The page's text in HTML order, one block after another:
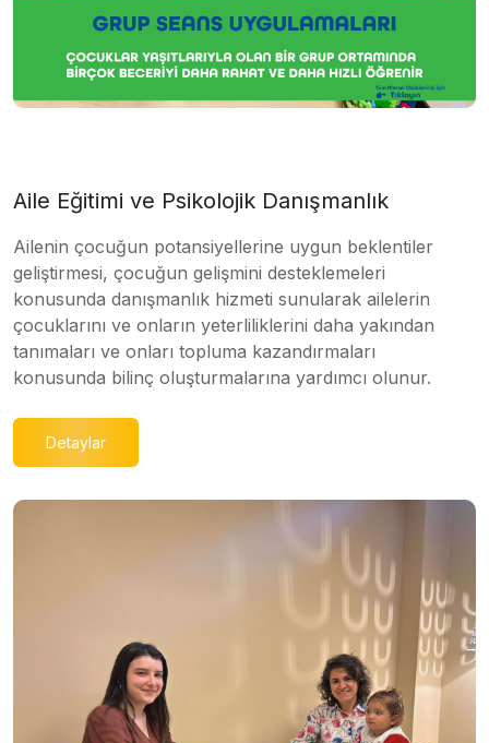
Aile Eğitimi ve Psikolojik Danışmanlık
Ailenin çocuğun potansiyellerine uygun beklentiler
geliştirmesi, çocuğun gelişmini desteklemeleri
konusunda danışmanlık hizmeti sunularak ailelerin
çocuklarını ve onların yeterliliklerini daha yakından
tanımaları ve onları topluma kazandırmaları
konusunda bilinç oluşturmalarına yardımcı olunur.
Detaylar